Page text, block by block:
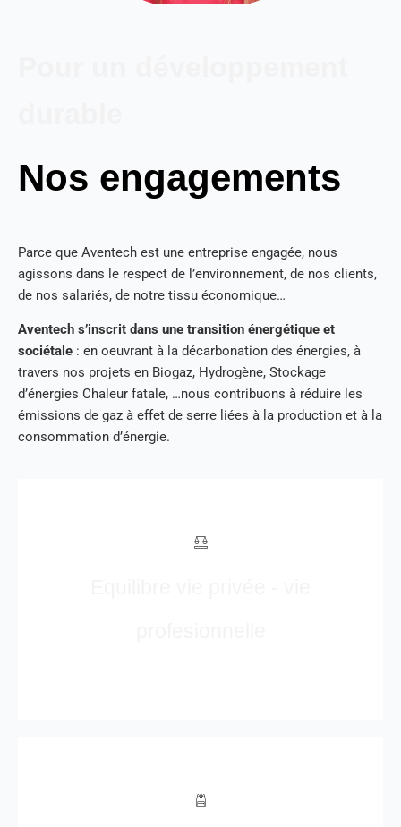
Nos engagements
Parce que Aventech est une entreprise engagée, nous
agissons dans le respect de l’environnement, de nos clients,
de nos salariés, de notre tissu économique…
Aventech s’inscrit dans une transition énergétique et
sociétale : en oeuvrant à la décarbonation des énergies, à
travers nos projets en Biogaz, Hydrogène, Stockage
d’énergies Chaleur fatale, …nous contribuons à réduire les
émissions de gaz à effet de serre liées à la production et à la
consommation d’énergie.